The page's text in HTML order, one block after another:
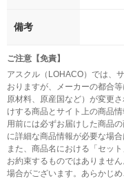
備考
ご注意【免責】
アスクル（LOHACO）では、
おりますが、メーカーの都合
原材料、原産国など）が変更
けする商品とサイト上の商品
用前には必ずお届けした商品
に詳細な商品情報が必要な場
また、商品名における「セッ
お約束するものではありませ
場合がございます。あらかじめ